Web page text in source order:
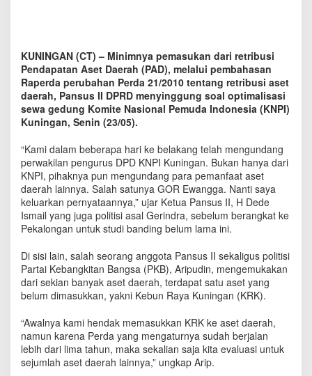
s
u
s
I
I
D
P
D
S
i
n
g
g
u
g
D
u
g
a
n
K
o
m
KUNINGAN (CT) – Minimnya pemasukan dari retribusi
Pendapatan Aset Daerah (PAD), melalui pembahasan
Raperda perubahan Perda 21/2010 tentang retribusi aset
daerah, Pansus II DPRD menyinggung soal optimalisasi
sewa gedung Komite Nasional Pemuda Indonesia (KNPI)
Kuningan, Senin (23/05).
“Kami dalam beberapa hari ke belakang telah mengundang
perwakilan pengurus DPD KNPI Kuningan. Bukan hanya dari
KNPI, pihaknya pun mengundang para pemanfaat aset
daerah lainnya. Salah satunya GOR Ewangga. Nanti saya
keluarkan pernyataannya,” ujar Ketua Pansus II, H Dede
Ismail yang juga politisi asal Gerindra, sebelum berangkat ke
Pekalongan untuk studi banding belum lama ini.
Di sisi lain, salah seorang anggota Pansus II sekaligus politisi
Partai Kebangkitan Bangsa (PKB), Aripudin, mengemukakan
dari sekian banyak aset daerah, terdapat satu aset yang
belum dimasukkan, yakni Kebun Raya Kuningan (KRK).
“Awalnya kami hendak memasukkan KRK ke aset daerah,
namun karena Perda yang mengaturnya sudah berjalan
lebih dari lima tahun, maka sekalian saja kita evaluasi untuk
sejumlah aset daerah lainnya,” ungkap Arip.